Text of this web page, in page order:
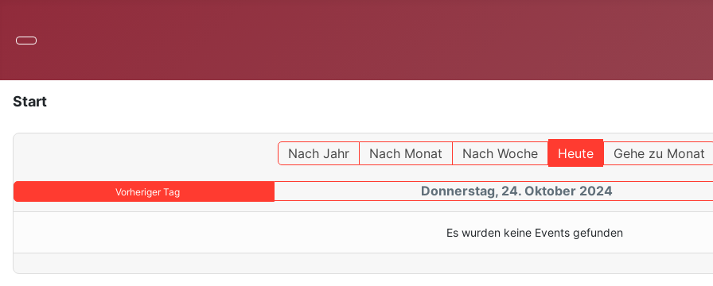
Start
Nach Jahr Nach Monat Nach Woche Heute Gehe zu Monat
Vorheriger Tag Donnerstag, 24. Oktober 2024
Es wurden keine Events gefunden